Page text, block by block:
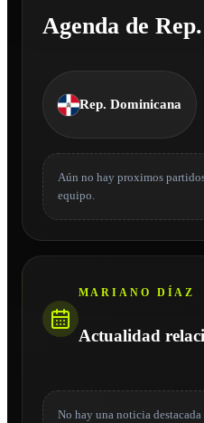
Agenda de
Rep. Dominicana
Aún no hay proximos
equipo.
MARIANO DÍAZ
Actualidad
No hay una noticia